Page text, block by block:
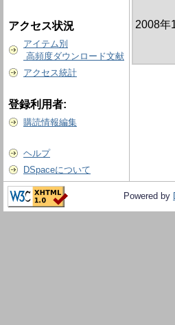
アクセス状況
アイテム別
高頻度ダウンロード文献
アクセス統計
登録利用者:
購読情報編集
ヘルプ
DSpaceについて
2008年
Powered by